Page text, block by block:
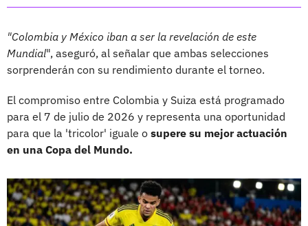
"Colombia y México iban a ser la revelación de este
Mundial", aseguró, al señalar que ambas selecciones
sorprenderán con su rendimiento durante el torneo.
El compromiso entre Colombia y Suiza está programado
para el 7 de julio de 2026 y representa una oportunidad
para que la 'tricolor' iguale o supere su mejor actuación
en una Copa del Mundo.